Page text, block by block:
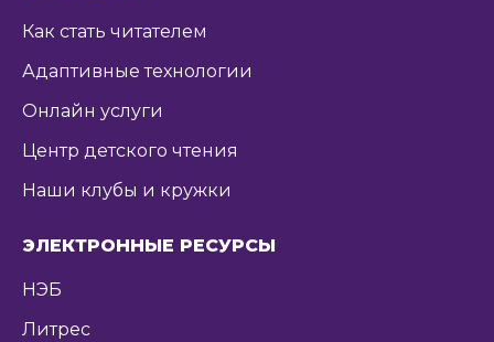
Как стать читателем
Адаптивные технологии
Онлайн услуги
Центр детского чтения
Наши клубы и кружки
ЭЛЕКТРОННЫЕ РЕСУРСЫ
НЭБ
Литрес